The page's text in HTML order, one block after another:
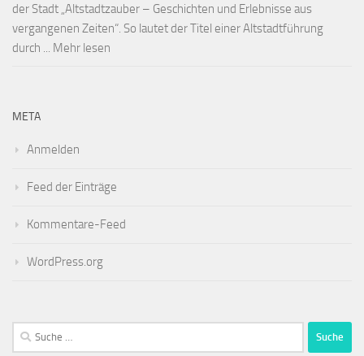
der Stadt „Altstadtzauber – Geschichten und Erlebnisse aus
vergangenen Zeiten“. So lautet der Titel einer Altstadtführung
durch ... Mehr lesen
META
Anmelden
Feed der Einträge
Kommentare-Feed
WordPress.org
Suche
nach: